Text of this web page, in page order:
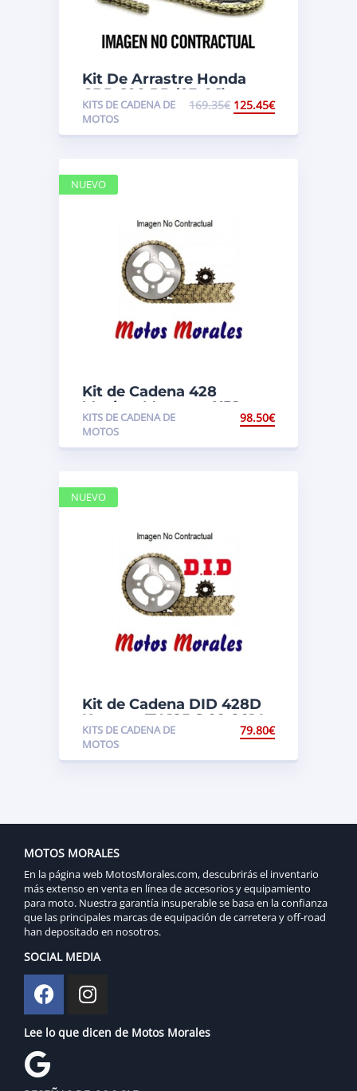
Kit De Arrastre Honda
CBR 600 RR (03-06)
KITS DE CADENA DE
MOTOS
169.35€ 125.45€
Kit de Cadena 428
Macbor Montana XR1
125cc
KITS DE CADENA DE
MOTOS
98.50€
NUEVO
Kit de Cadena DID 428D
Keeway TX 125 S 09-2014
Estándar
KITS DE CADENA DE
MOTOS
79.80€
NUEVO
MOTOS MORALES
En la página web MotosMorales.com, descubrirás el inventario
más extenso en venta en línea de accesorios y equipamiento
para moto. Nuestra garantía insuperable se basa en la confianza
que las principales marcas de equipación de carretera y off-road
han depositado en nosotros.
SOCIAL MEDIA
Lee lo que dicen de Motos Morales